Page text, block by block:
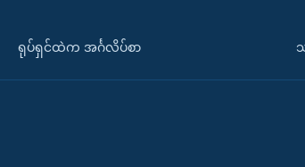
ရုပ်ရှင်ထဲက အင်္ဂလိပ်စာ